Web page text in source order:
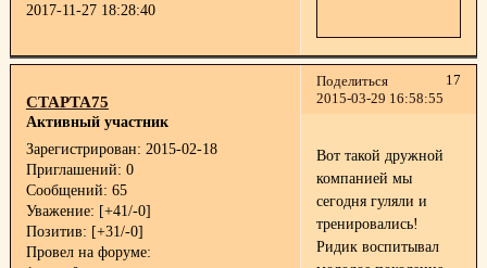
2017-11-27 18:28:40
Поделиться
17
2015-03-29 16:58:55
СТАРТА75
Активный участник
Зарегистрирован: 2015-02-18
Приглашений: 0
Сообщений: 65
Уважение: [+41/-0]
Позитив: [+31/-0]
Провел на форуме:
Вот такой дружной
компанией мы
сегодня гуляли и
тренировались!
Ридик воспитывал